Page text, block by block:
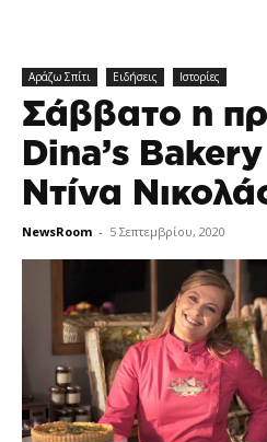
Αράζω Σπίτι Ειδήσεις Ιστορίες
Σάββατο η
Dina’s
Ντίνα
NewsRoom - 5 Σεπτεμβρίου, 2020